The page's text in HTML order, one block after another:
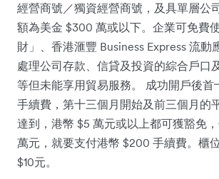
經營商號／獨資經營商號，及具單層公
額為美金 $300 萬或以下。企業可免費
財」、香港滙豐 Business Express 流動
處理公司存款、信貸及投資的綜合戶口
等但未能享用貿易服務。 成功開戶後首
手續費，第十三個月開始及前三個月的
達到，港幣 $5 萬元或以上都可獲豁免
萬元，就要支付港幣 $200 手續費。櫃
$10元。